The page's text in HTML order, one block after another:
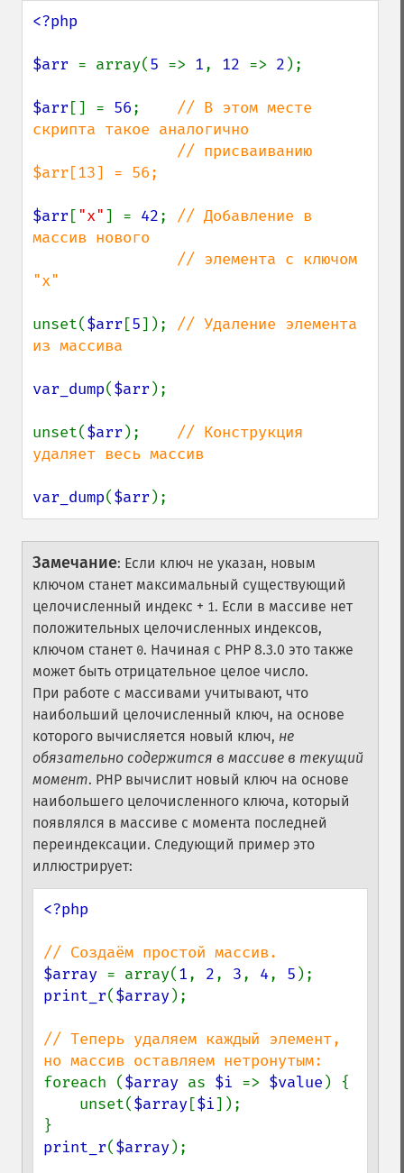
<?php
$arr = array(5 => 1, 12 => 2 );
$arr [] = 56; // В этом месте
скрипта такое аналогично
$arr[13] = 56;
$arr ["x"] = 42; // Добавление в
массив нового
"x"
unset($arr [5]); // Удаление элемента
из массива
var_dump($arr );
unset($arr ); // Конструкция
удаляет весь массив
var_dump($arr );
Замечание: Если ключ не указан, новым
ключом станет максимальный существующий
целочисленный индекс + 1. Если в массиве нет
положительных целочисленных индексов,
ключом станет 0. Начиная с PHP 8.3.0 это также
может быть отрицательное целое число.
При работе с массивами учитывают, что
наибольший целочисленный ключ, на основе
которого вычисляется новый ключ, не
обязательно содержится в массиве в текущий
момент. PHP вычислит новый ключ на основе
наибольшего целочисленного ключа, который
появлялся в массиве с момента последней
переиндексации. Следующий пример это
иллюстрирует:
<?php
$array = array(1, 2, 3, 4, 5
print_r($array);
// Теперь удаляем каждый элемент,
foreach ($array as $i => $value ) {
    unset(
$array[$i]);
print_r($array);